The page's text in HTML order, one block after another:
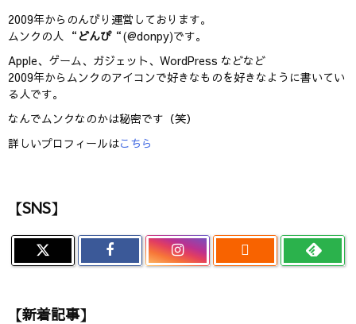
2009年からのんびり運営しております。
ムンクの人 “ どんぴ“(@donpy)です。
Apple、ゲーム、ガジェット、WordPress などなど
2009年からムンクのアイコンで好きなものを好きなように書いてい
る人です。
なんでムンクなのかは秘密です（笑）
詳しいプロフィールはこちら
【SNS】

【新着記事】